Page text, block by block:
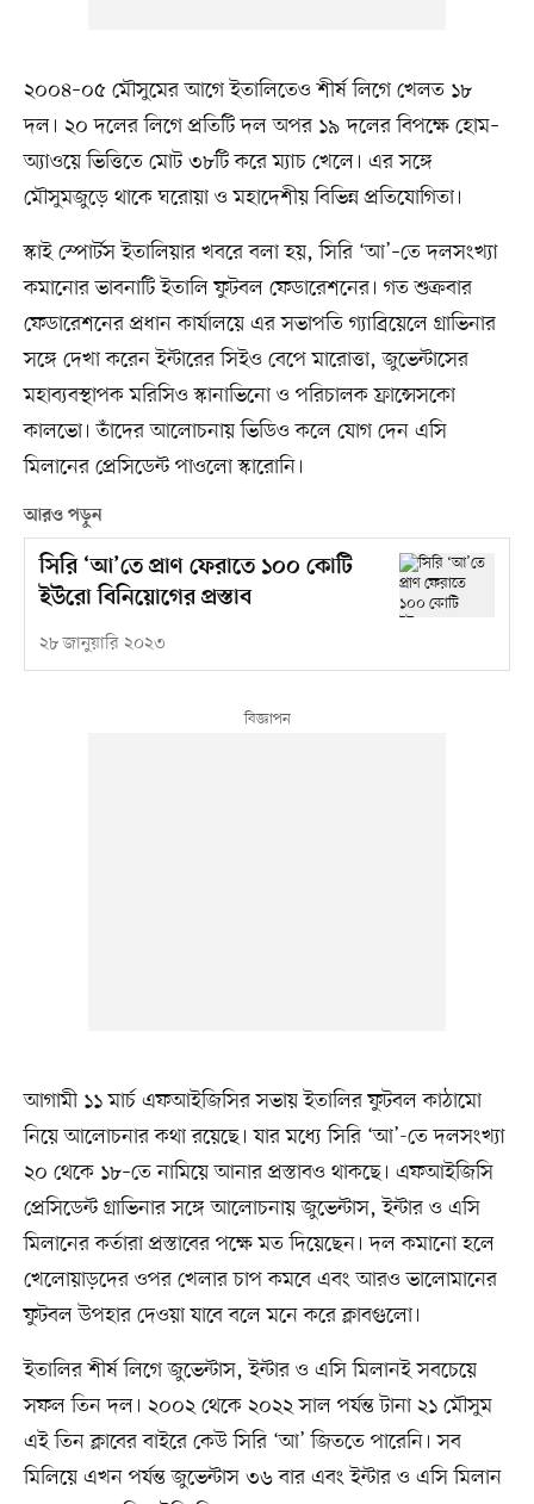
২০০৪–০৫ মৌসুমের আগে ইতালিতেও শীর্ষ লিগে খেলত ১৮
দল। ২০ দলের লিগে প্রতিটি দল অপর ১৯ দলের বিপক্ষে হোম–
অ্যাওয়ে ভিত্তিতে মোট ৩৮টি করে ম্যাচ খেলে। এর সঙ্গে
মৌসুমজুড়ে থাকে ঘরোয়া ও মহাদেশীয় বিভিন্ন প্রতিযোগিতা।
স্কাই স্পোর্টস ইতালিয়ার খবরে বলা হয়, সিরি ‘আ’–তে দলসংখ্যা
কমানোর ভাবনাটি ইতালি ফুটবল ফেডারেশনের। গত শুক্রবার
ফেডারেশনের প্রধান কার্যালয়ে এর সভাপতি গ্যাব্রিয়েলে গ্রাভিনার
সঙ্গে দেখা করেন ইন্টারের সিইও বেপে মারোত্তা, জুভেন্টাসের
মহাব্যবস্থাপক মরিসিও স্কানাভিনো ও পরিচালক ফ্রান্সেসকো
কালভো। তাঁদের আলোচনায় ভিডিও কলে যোগ দেন এসি
মিলানের প্রেসিডেন্ট পাওলো স্কারোনি।
আরও পড়ুন
সিরি ‘আ’তে প্রাণ ফেরাতে ১০০ কোটি
ইউরো বিনিয়োগের প্রস্তাব
২৮ জানুয়ারি ২০২৩
আগামী ১১ মার্চ এফআইজিসির সভায় ইতালির ফুটবল কাঠামো
নিয়ে আলোচনার কথা রয়েছে। যার মধ্যে সিরি ‘আ’-তে দলসংখ্যা
২০ থেকে ১৮–তে নামিয়ে আনার প্রস্তাবও থাকছে। এফআইজিসি
প্রেসিডেন্ট গ্রাভিনার সঙ্গে আলোচনায় জুভেন্টাস, ইন্টার ও এসি
মিলানের কর্তারা প্রস্তাবের পক্ষে মত দিয়েছেন। দল কমানো হলে
খেলোয়াড়দের ওপর খেলার চাপ কমবে এবং আরও ভালোমানের
ফুটবল উপহার দেওয়া যাবে বলে মনে করে ক্লাবগুলো।
ইতালির শীর্ষ লিগে জুভেন্টাস, ইন্টার ও এসি মিলানই সবচেয়ে
সফল তিন দল। ২০০২ থেকে ২০২২ সাল পর্যন্ত টানা ২১ মৌসুম
এই তিন ক্লাবের বাইরে কেউ সিরি ‘আ’ জিততে পারেনি। সব
মিলিয়ে এখন পর্যন্ত জুভেন্টাস ৩৬ বার এবং ইন্টার ও এসি মিলান